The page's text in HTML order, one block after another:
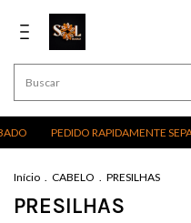
PEDIDO RAPIDAMENTE
Início . CABELO . PRESILHAS
PRESILHAS